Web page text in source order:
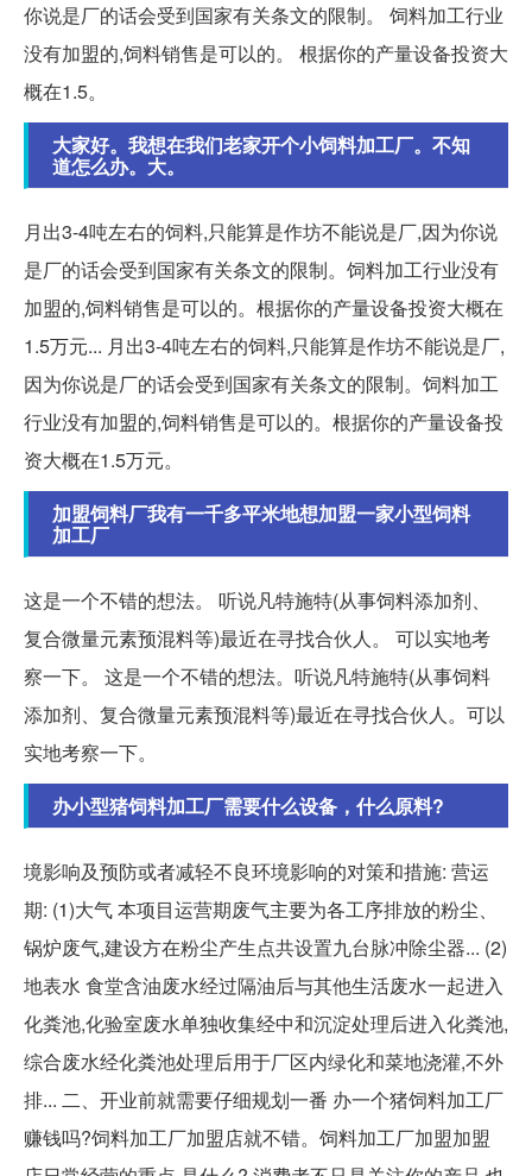
你说是厂的话会受到国家有关条文的限制。 饲料加工行业
没有加盟的,饲料销售是可以的。 根据你的产量设备投资大
概在1.5。
大家好。我想在我们老家开个小饲料加工厂。不知
道怎么办。大。
月出3-4吨左右的饲料,只能算是作坊不能说是厂,因为你说
是厂的话会受到国家有关条文的限制。饲料加工行业没有
加盟的,饲料销售是可以的。根据你的产量设备投资大概在
1.5万元... 月出3-4吨左右的饲料,只能算是作坊不能说是厂,
因为你说是厂的话会受到国家有关条文的限制。饲料加工
行业没有加盟的,饲料销售是可以的。根据你的产量设备投
资大概在1.5万元。
加盟饲料厂我有一千多平米地想加盟一家小型饲料
加工厂
这是一个不错的想法。 听说凡特施特(从事饲料添加剂、
复合微量元素预混料等)最近在寻找合伙人。 可以实地考
察一下。 这是一个不错的想法。听说凡特施特(从事饲料
添加剂、复合微量元素预混料等)最近在寻找合伙人。可以
实地考察一下。
办小型猪饲料加工厂需要什么设备，什么原料?
境影响及预防或者减轻不良环境影响的对策和措施: 营运
期: (1)大气 本项目运营期废气主要为各工序排放的粉尘、
锅炉废气,建设方在粉尘产生点共设置九台脉冲除尘器... (2)
地表水 食堂含油废水经过隔油后与其他生活废水一起进入
化粪池,化验室废水单独收集经中和沉淀处理后进入化粪池,
综合废水经化粪池处理后用于厂区内绿化和菜地浇灌,不外
排... 二、开业前就需要仔细规划一番 办一个猪饲料加工厂
赚钱吗?饲料加工厂加盟店就不错。饲料加工厂加盟加盟